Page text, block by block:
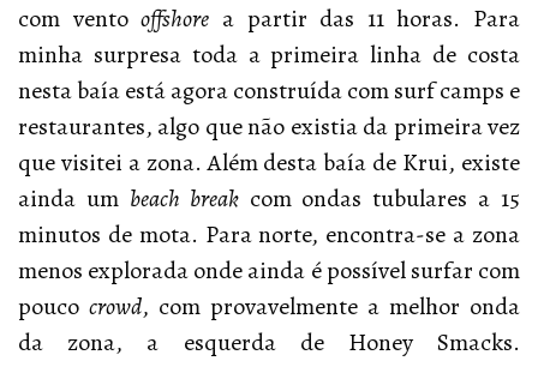
com ventooffshore a partir das 11 horas. Para
minha surpresa toda a primeira linha de costa
nesta baía está agora construída com surf camps e
restaurantes, algo que não existia da primeira vez
que visitei a zona. Além desta baía de Krui, existe
ainda um beach breakcom ondas tubulares a 15
minutos de mota. Para norte, encontra-se a zona
menos explorada onde ainda é possível surfar com
pouco crowd, com provavelmente a melhor onda
da zona, a esquerda de Honey Smacks.